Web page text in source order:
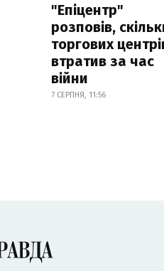
"Епіцентр"
розповів,
торгових
втратив за час
війни
7 СЕРПНЯ, 11:56